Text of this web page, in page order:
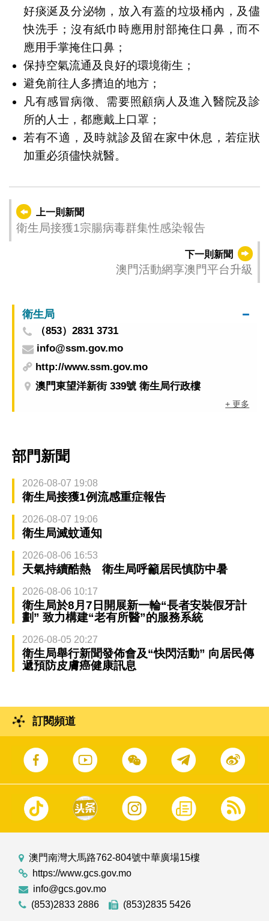
好痰涎及分泌物，放入有蓋的垃圾桶內，及儘
快洗手；沒有紙巾時應用肘部掩住口鼻，而不
應用手掌掩住口鼻；
保持空氣流通及良好的環境衛生；
避免前往人多擠迫的地方；
凡有感冒病徵、需要照顧病人及進入醫院及診
所的人士，都應戴上口罩；
若有不適，及時就診及留在家中休息，若症狀
加重必須儘快就醫。
上一則新聞
衛生局接獲1宗腸病毒群集性感染報告
下一則新聞
澳門活動網享澳門平台升級
衛生局
（853）2831 3731
info@ssm.gov.mo
http://www.ssm.gov.mo
澳門東望洋新街 339號 衛生局行政樓
+ 更多
部門新聞
2026-08-07 19:08
衛生局接獲1例流感重症報告
2026-08-07 19:06
衛生局滅蚊通知
2026-08-06 16:53
天氣持續酷熱 衛生局呼籲居民慎防中暑
2026-08-06 10:17
衛生局於8月7日開展新一輪“長者安裝假牙計
劃” 致力構建“老有所醫”的服務系統
2026-08-05 20:27
衛生局舉行新聞發佈會及“快閃活動” 向居民傳
遞預防皮膚癌健康訊息
訂閱頻道
澳門南灣大馬路762-804號中華廣場15樓
https://www.gcs.gov.mo
info@gcs.gov.mo
(853)2833 2886
(853)2835 5426